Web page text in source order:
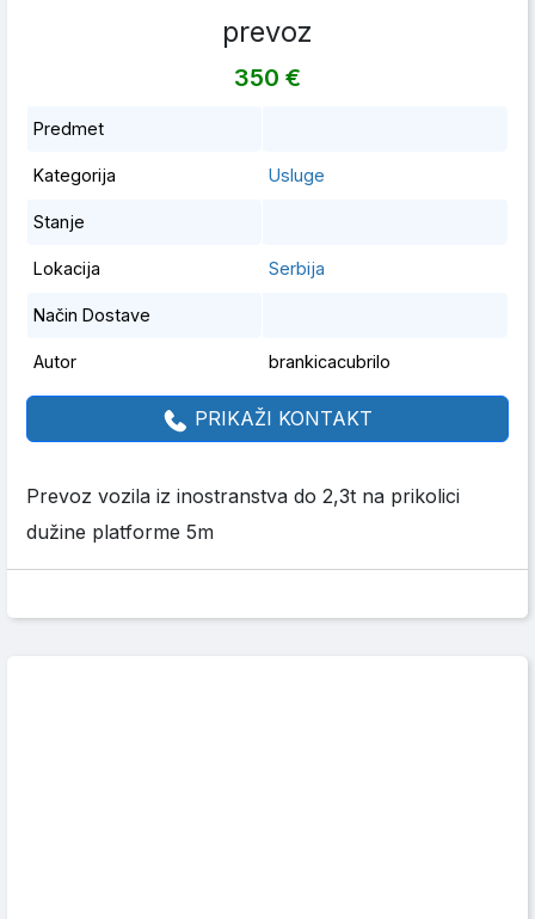
prevoz
350 €
Predmet
Kategorija Usluge
Stanje
Lokacija Serbija
Način Dostave
Autor brankicacubrilo
PRIKAŽI KONTAKT
Prevoz vozila iz inostranstva do 2,3t na prikolici
dužine platforme 5m